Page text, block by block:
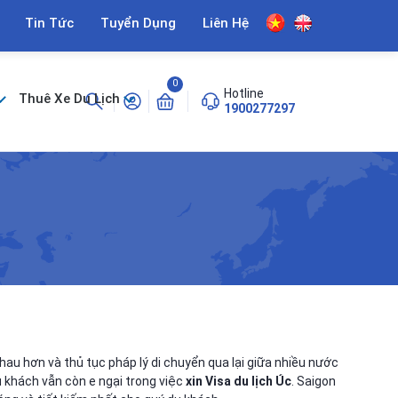
Tin Tức Tuyển Dụng Liên Hệ
Thuê Xe Du Lịch
0
Hotline
1900277297
hơn và thủ tục pháp lý di chuyển qua lại giữa nhiều nước
vẫn còn e ngại trong việc xin Visa du lịch Úc . Saigon